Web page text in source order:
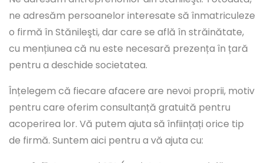
ne adresăm persoanelor interesate să înmatriculeze
o firmă în Stănileşti, dar care se află în străinătate,
cu mențiunea că nu este necesară prezența în țară
pentru a deschide societatea.
Înțelegem că fiecare afacere are nevoi proprii, motiv
pentru care oferim consultanță gratuită pentru
acoperirea lor. Vă putem ajuta să înființați orice tip
de firmă. Suntem aici pentru a vă ajuta cu: